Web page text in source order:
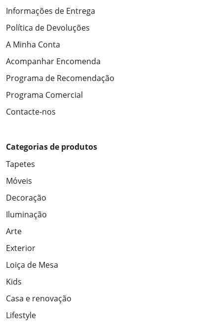
Informações de Entrega
Política de Devoluções
A Minha Conta
Acompanhar Encomenda
Programa de Recomendação
Programa Comercial
Contacte-nos
Categorias de produtos
Tapetes
Móveis
Decoração
Iluminação
Arte
Exterior
Loiça de Mesa
Kids
Casa e renovação
Lifestyle